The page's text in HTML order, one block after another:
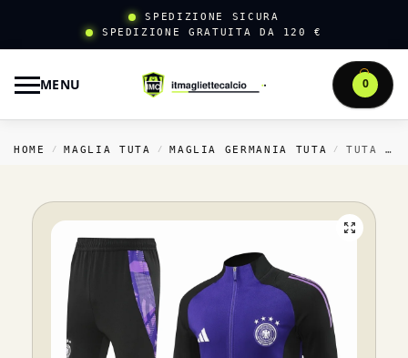
SPEDIZIONE SICURA
SPEDIZIONE GRATUITA DA 120 €
MENU 0
HOME / MAGLIA TUTA / MAGLIA GERMANIA TUTA / TUTA COMPLETA FELPA CON ZIP LUNGA GERMANIA 2025 VIOLA NERO